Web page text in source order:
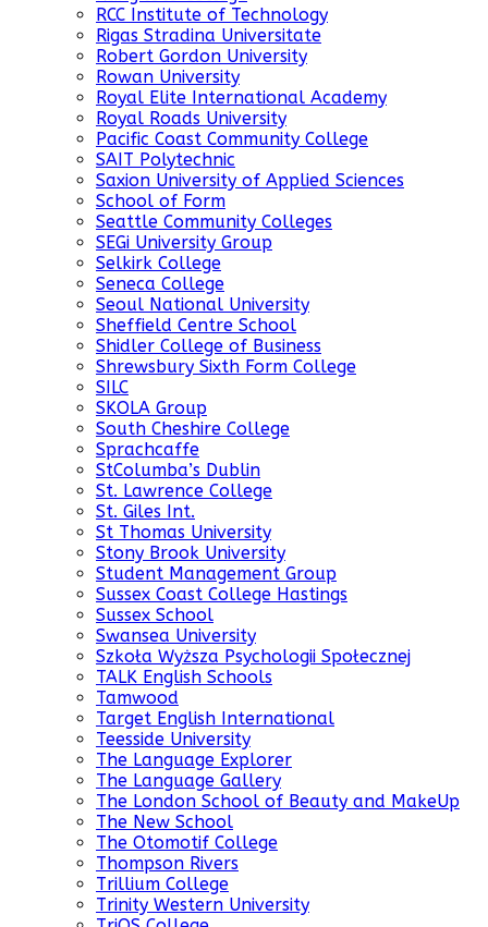
RCC Institute of Technology
Rigas Stradina Universitate
Robert Gordon University
Rowan University
Royal Elite International Academy
Royal Roads University
Pacific Coast Community College
SAIT Polytechnic
Saxion University of Applied Sciences
School of Form
Seattle Community Colleges
SEGi University Group
Selkirk College
Seneca College
Seoul National University
Sheffield Centre School
Shidler College of Business
Shrewsbury Sixth Form College
SILC
SKOLA Group
South Cheshire College
Sprachcaffe
StColumba’s Dublin
St. Lawrence College
St. Giles Int.
St Thomas University
Stony Brook University
Student Management Group
Sussex Coast College Hastings
Sussex School
Swansea University
Szkoła Wyższa Psychologii Społecznej
TALK English Schools
Tamwood
Target English International
Teesside University
The Language Explorer
The Language Gallery
The London School of Beauty and MakeUp
The New School
The Otomotif College
Thompson Rivers
Trillium College
Trinity Western University